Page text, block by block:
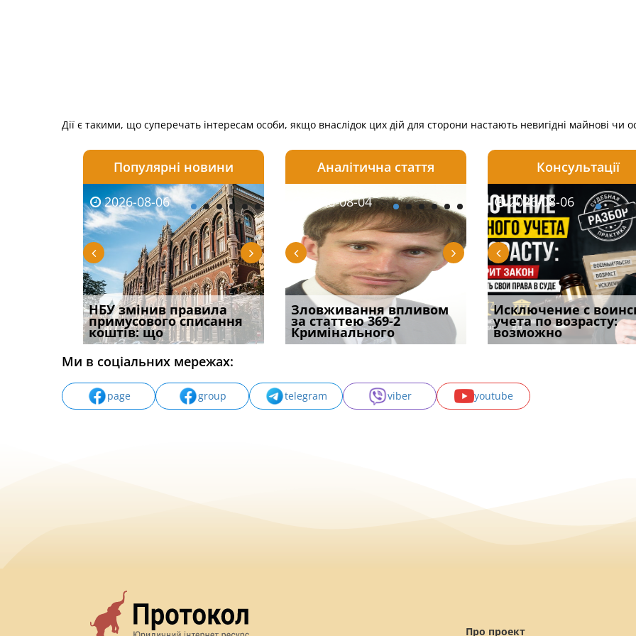
Дії є такими, що суперечать інтересам особи, якщо внаслідок цих дій для сторони настають невигідні майнові чи
Популярні новини
2026-08-06
НБУ змінив правила
примусового списання
коштів: що
2026-08-06
Якщо суд встановив для
відшкодування шкоди
наявніс
2026-08-06
Документи, на яких не
проставляється
апостиль: пер
Аналітична стаття
2026-08-03
Водії можуть отримати
компенсацію за
незаконні дії
2026-08-04
Зловживання впливом
за статтею 369-2
Кримінального
2026-08-04
Переоформлення
відстрочки за іншою
підставою: нов
Консультації
2026-08-05
Особливості захисту у
кримінальному
провадженні: я
2026-08-06
Исключение с
учета по возрасту:
возможно
2026-07-30
Восьмий ААС
підтвердив, що
може скас
Ми в соціальних мережах:
page group telegram viber youtube
Про проект